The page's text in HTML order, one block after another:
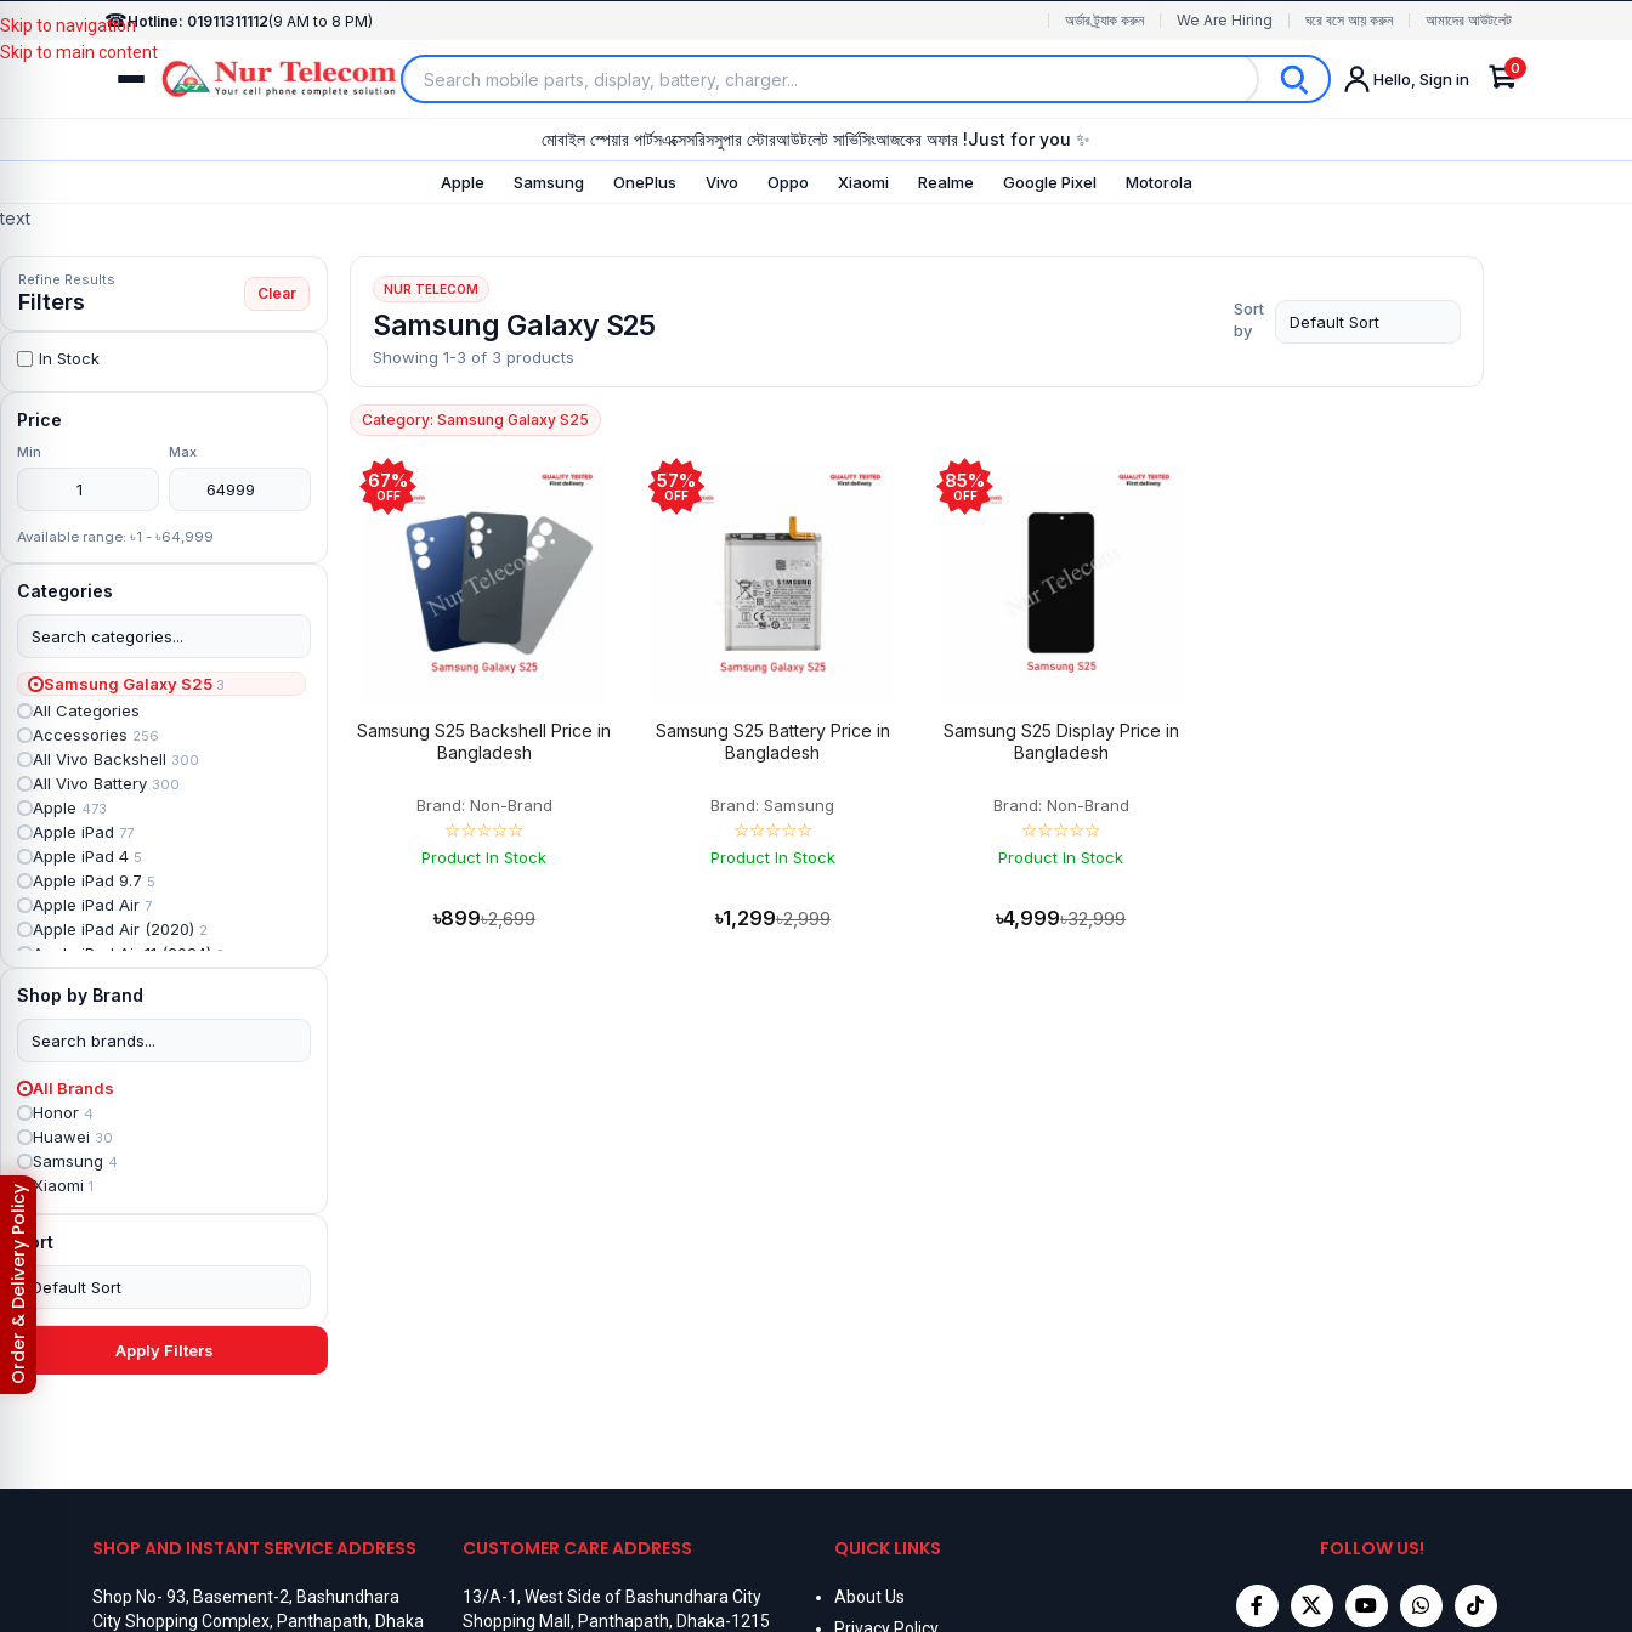
☎Hotline: 01911311112(9 AM to 8 PM) অর্ডার ট্র্যাক করুন We Are Hiring ঘরে বসে আয় করুন আমাদের আউটলেট
Hello, Sign in
0
মোবাইল স্পেয়ার পার্টসএক্সেসরিসসুপার স্টোরআউটলেট সার্ভিসিংআজকের অফার !Just for you ✨
Apple Samsung OnePlus Vivo Oppo Xiaomi Realme Google Pixel Motorola
Skip to navigation
Skip to main content
text
Refine Results
Filters Clear
In Stock
Price
Min Max
Available range: ৳1 - ৳64,999
Categories
Samsung Galaxy S25 3
All Categories
Accessories 256
All Vivo Backshell 300
All Vivo Battery 300
Apple 473
Apple iPad 77
Apple iPad 4 5
Apple iPad 9.7 5
Apple iPad Air 7
Apple iPad Air (2020) 2
Apple iPad Air 11 (2024) 2
Apple iPad Backshell
Apple iPad Battery
Apple iPad Display
Apple iPad mini 2
Apple iPad Mini 3
Apple iPad mini 4
Apple iPad Pro 10.5
Apple iPad Pro 11
Apple iPad Pro 12.96
Apple iPad Pro 12.9 2nd Gen
Apple iPad Pro 9.7 (2016)6
Apple iPad Pro 9.7 (2018)
4
Asus ROG Phone 2
Asus ROG Phone 3
Asus ROG Phone 5s Pro3
Asus Rog Phone 7
Asus ROG Phone 8 3
Shop by Brand
All Brands
Honor 4
Huawei 30
Samsung 4
Xiaomi 1
Sort
Apply Filters
NUR TELECOM
Samsung Galaxy S25
Showing 1-3 of 3 products
Sort
by
Category: Samsung Galaxy S25
67%
OFF
Samsung S25 Backshell Price in
Bangladesh
Brand: Non-Brand
☆☆☆☆☆
Product In Stock
৳899৳2,699
57%
OFF
Samsung S25 Battery Price in
Bangladesh
Brand: Samsung
☆☆☆☆☆
Product In Stock
৳1,299৳2,999
85%
OFF
Samsung S25 Display Price in
Bangladesh
Brand: Non-Brand
☆☆☆☆☆
Product In Stock
৳4,999৳32,999
SHOP AND INSTANT SERVICE ADDRESS
Shop No- 93, Basement-2, Bashundhara
City Shopping Complex, Panthapath, Dhaka
CUSTOMER CARE ADDRESS
13/A-1, West Side of Bashundhara City
Shopping Mall, Panthapath, Dhaka-1215
QUICK LINKS
About Us
FOLLOW US!
Order & Delivery Policy